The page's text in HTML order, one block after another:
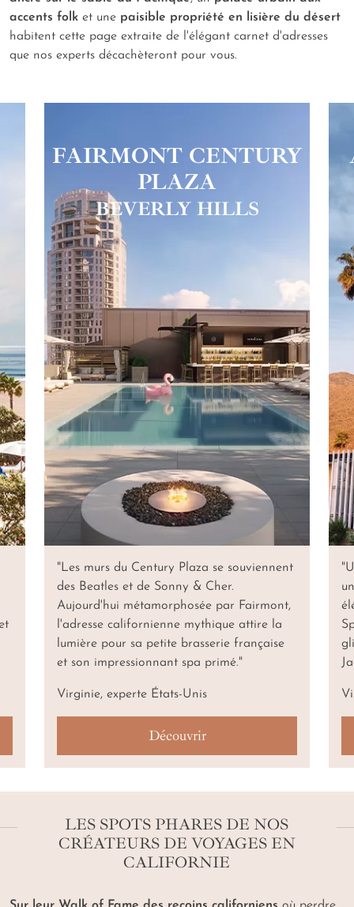
accents folk et une paisible propriété en lisière du désert
habitent cette page extraite de l'élégant carnet d'adresses
que nos experts décachèteront pour vous.
FAIRMONT CENTURY
PLAZA
BEVERLY HILLS
"Les murs du Century Plaza se souviennent
des Beatles et de Sonny & Cher.
Aujourd'hui métamorphosée par Fairmont,
l'adresse californienne mythique attire la
lumière pour sa petite brasserie française
et son impressionnant spa primé."
Virginie, experte États-Unis
Découvrir
LES SPOTS PHARES DE NOS
CRÉATEURS DE VOYAGES EN
CALIFORNIE